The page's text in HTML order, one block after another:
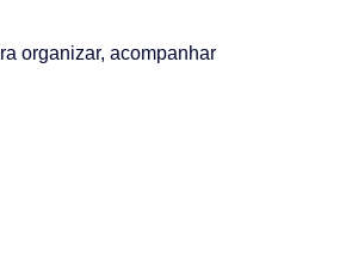
organizar, acompanhar